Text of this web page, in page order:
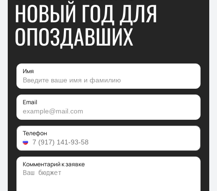
НОВЫЙ ГОД ДЛЯ
ОПОЗДАВШИХ
Имя
Email
Телефон
Комментарий к заявке